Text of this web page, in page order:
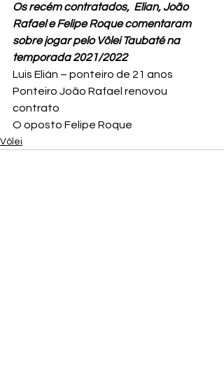
Os recém contratados,  Elian, João
Rafael e Felipe Roque comentaram
sobre jogar pelo Vôlei Taubaté na
temporada 2021/2022
Luis Elián – ponteiro de 21 anos
Ponteiro João Rafael renovou
contrato
O oposto Felipe Roque
Vôlei